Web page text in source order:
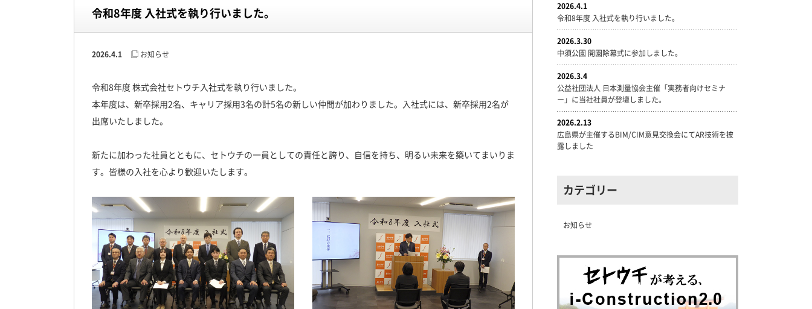
令和8年度 入社式を執り行いました。
2026.4.1 お知らせ
令和8年度 株式会社セトウチ入社式を執り行いました。
本年度は、新卒採用2名、キャリア採用3名の計5名の新しい仲間が加わりました。入社式には、新卒採用2名が
出席いたしました。
新たに加わった社員とともに、セトウチの一員としての責任と誇り、自信を持ち、明るい未来を築いてまいりま
す。皆様の入社を心より歓迎いたします。
2026.4.1
令和8年度 入社式を執り行いました。
2026.3.30
中須公園 開園除幕式に参加しました。
2026.3.4
公益社団法人 日本測量協会主催「実務者向けセミナ
ー」に当社社員が登壇しました。
2026.2.13
広島県が主催するBIM/CIM意見交換会にてAR技術を披
露しました
カテゴリー
お知らせ